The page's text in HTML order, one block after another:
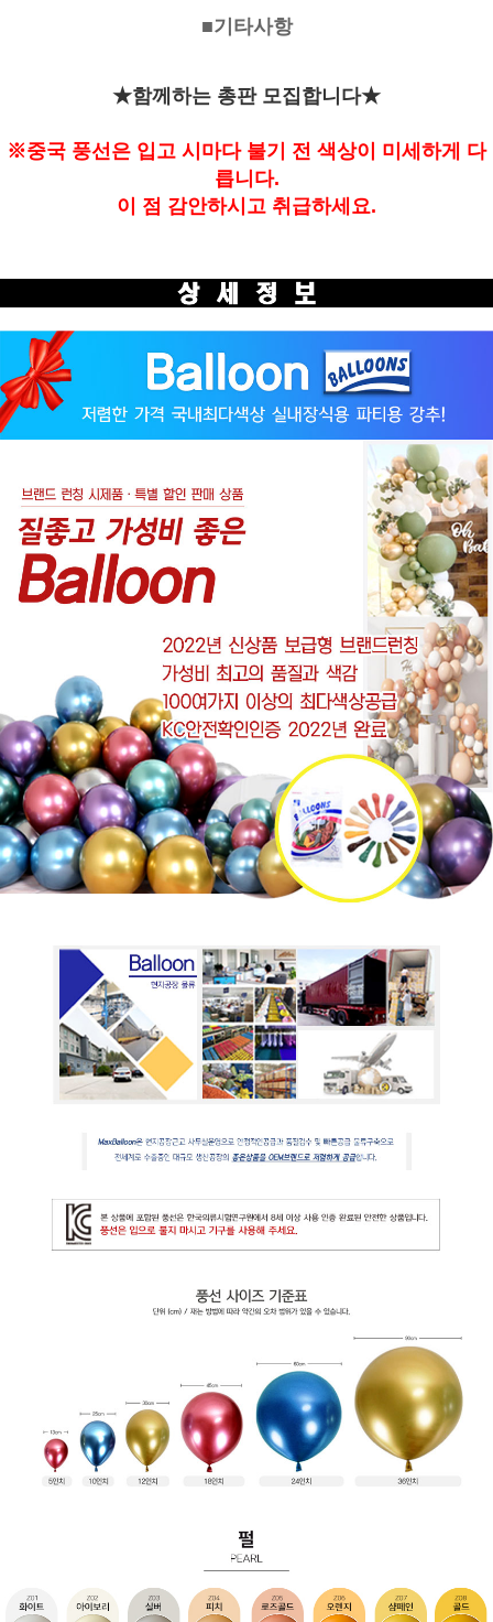
■기타사항
★함께하는 총판 모집합니다★
※중국 풍선은 입고 시마다 불기 전 색상이 미세하게 다
릅니다.
이 점 감안하시고 취급하세요.